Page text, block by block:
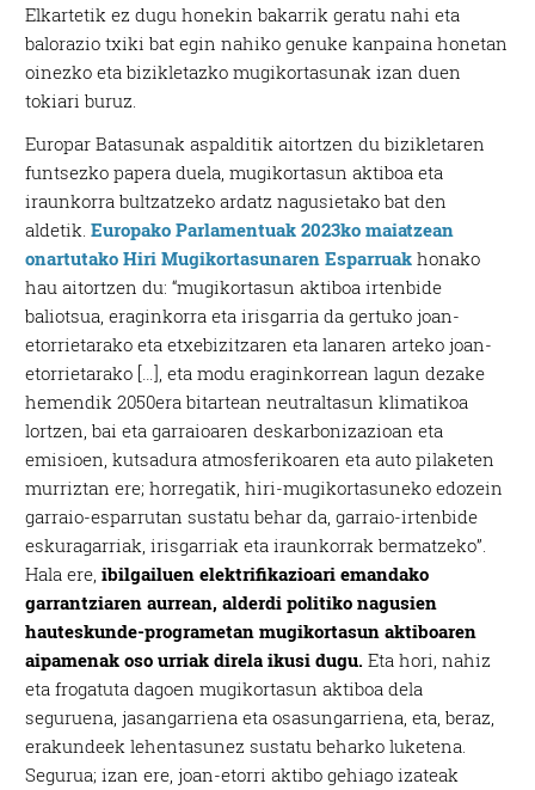
Elkartetik ez dugu honekin bakarrik geratu nahi eta
balorazio txiki bat egin nahiko genuke kanpaina honetan
oinezko eta bizikletazko mugikortasunak izan duen
tokiari buruz.
Europar Batasunak aspalditik aitortzen du bizikletaren
funtsezko papera duela, mugikortasun aktiboa eta
iraunkorra bultzatzeko ardatz nagusietako bat den
aldetik.Europako Parlamentuak 2023ko maiatzean
onartutako Hiri Mugikortasunaren Esparruakhonako
hau aitortzen du: “mugikortasun aktiboa irtenbide
baliotsua, eraginkorra eta irisgarria da gertuko joan-
etorrietarako eta etxebizitzaren eta lanaren arteko joan-
etorrietarako […], eta modu eraginkorrean lagun dezake
hemendik 2050era bitartean neutraltasun klimatikoa
lortzen, bai eta garraioaren deskarbonizazioan eta
emisioen, kutsadura atmosferikoaren eta auto pilaketen
murriztan ere; horregatik, hiri-mugikortasuneko edozein
garraio-esparrutan sustatu behar da, garraio-irtenbide
eskuragarriak, irisgarriak eta iraunkorrak bermatzeko”.
Hala ere,ibilgailuen elektrifikazioari emandako
garrantziaren aurrean, alderdi politiko nagusien
hauteskunde-programetan mugikortasun aktiboaren
aipamenak oso urriak direla ikusi dugu. Eta hori, nahiz
eta frogatuta dagoen mugikortasun aktiboa dela
seguruena, jasangarriena eta osasungarriena, eta, beraz,
erakundeek lehentasunez sustatu beharko luketena.
Segurua; izan ere, joan-etorri aktibo gehiago izateak